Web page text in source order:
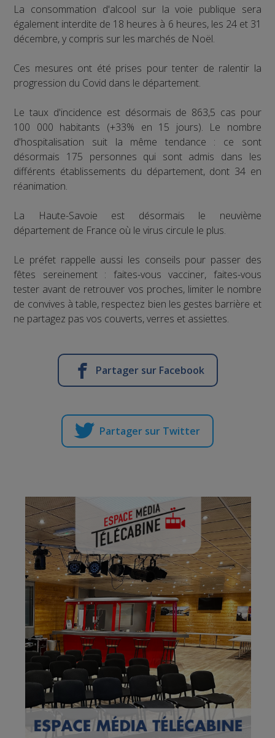
La consommation d'alcool sur la voie publique sera
également interdite de 18 heures à 6 heures, les 24 et 31
décembre, y compris sur les marchés de Noël.
Ces mesures ont été prises pour tenter de ralentir la
progression du Covid dans le département.
Le taux d'incidence est désormais de 863,5 cas pour
100 000 habitants (+33% en 15 jours). Le nombre
d'hospitalisation suit la même tendance : ce sont
désormais 175 personnes qui sont admis dans les
différents établissements du département, dont 34 en
réanimation.
La Haute-Savoie est désormais le neuvième
département de France où le virus circule le plus.
Le préfet rappelle aussi les conseils pour passer des
fêtes sereinement : faites-vous vacciner, faites-vous
tester avant de retrouver vos proches, limiter le nombre
de convives à table, respectez bien les gestes barrière et
ne partagez pas vos couverts, verres et assiettes.
Partager sur Facebook
Partager sur Twitter